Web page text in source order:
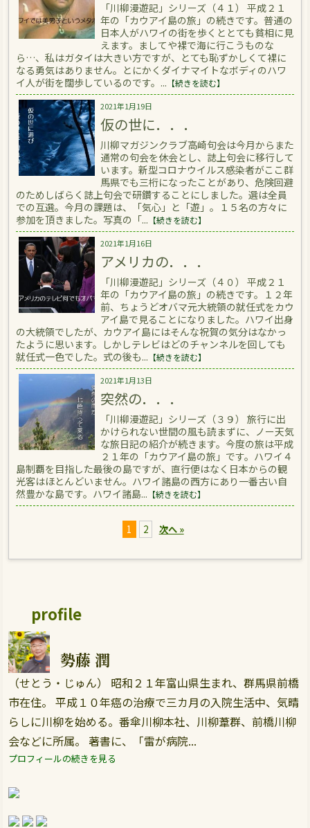
「川柳漫遊記」シリーズ（４１） 平成２１
年の「カウアイ島の旅」の続きです。普通の
日本人がハワイの街を歩くととても貧相に見
えます。ましてや裸で海に行こうものな
ら…、私はガタイは大きい方ですが、とても恥ずかしくて裸に
なる勇気はありません。とにかくダイナマイトなボディのハワ
イ人が街を闊歩しているのです。... 【続きを読む】
2021年1月19日
仮の世に．．．
川柳マガジンクラブ高崎句会は今月からまた
通常の句会を休会とし、誌上句会に移行して
います。新型コロナウイルス感染者がここ群
馬県でも三桁になったことがあり、危険回避
のためしばらく誌上句会で研鑽することにしました。選は全員
での互選。今月の課題は、「気心」と「遊」。１５名の方々に
参加を頂きました。写真の「... 【続きを読む】
2021年1月16日
アメリカの．．．
「川柳漫遊記」シリーズ（４０） 平成２１
年の「カウアイ島の旅」の続きです。１２年
前、ちょうどオバマ元大統領の就任式をカウ
アイ島で見ることになりました。ハワイ出身
の大統領でしたが、カウアイ島にはそんな祝賀の気分はなかっ
たように思います。しかしテレビはどのチャンネルを回しても
就任式一色でした。式の後も... 【続きを読む】
2021年1月13日
突然の．．．
「川柳漫遊記」シリーズ（３９） 旅行に出
かけられない世間の風も読まずに、ノー天気
な旅日記の紹介が続きます。今度の旅は平成
２１年の「カウアイ島の旅」です。ハワイ４
島制覇を目指した最後の島ですが、直行便はなく日本からの観
光客はほとんどいません。ハワイ諸島の西方にあり一番古い自
然豊かな島です。ハワイ諸島... 【続きを読む】
1 2 次へ »
profile
勢藤 潤
（せとう・じゅん） 昭和２１年富山県生まれ、群馬県前橋
市在住。 平成１０年癌の治療で三カ月の入院生活中、気晴
らしに川柳を始める。番傘川柳本社、川柳葦群、前橋川柳
会などに所属。 著書に、「雷が病院...
プロフィールの続きを見る